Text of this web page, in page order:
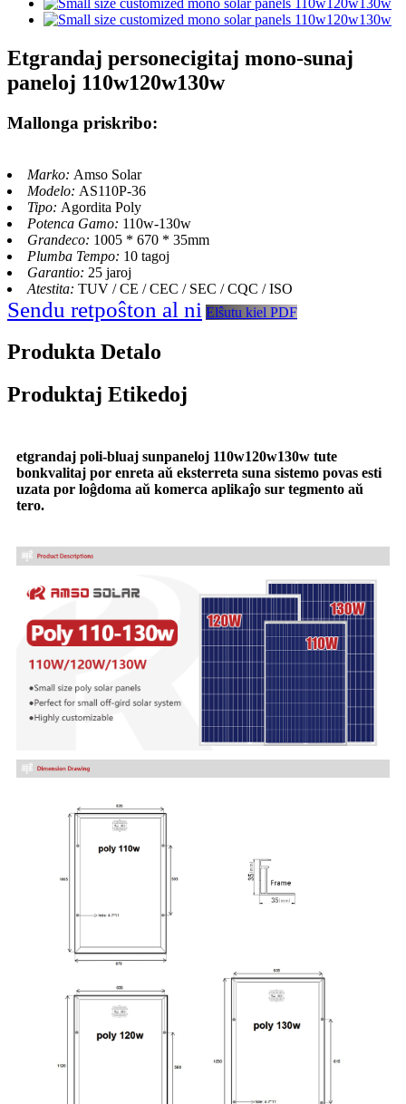
Etgrandaj personecigitaj mono-sunaj
paneloj 110w120w130w
Mallonga priskribo:
Marko: Amso Solar
Modelo: AS110P-36
Tipo: Agordita Poly
Potenca Gamo: 110w-130w
Grandeco: 1005 * 670 * 35mm
Plumba Tempo: 10 tagoj
Garantio: 25 jaroj
Atestita: TUV / CE / CEC / SEC / CQC / ISO
Sendu retpoŝton al ni Elŝutu kiel PDF
Produkta Detalo
Produktaj Etikedoj
etgrandaj poli-bluaj sunpaneloj 110w120w130w tute
bonkvalitaj por enreta aŭ eksterreta suna sistemo povas esti
uzata por loĝdoma aŭ komerca aplikaĵo sur tegmento aŭ
tero.